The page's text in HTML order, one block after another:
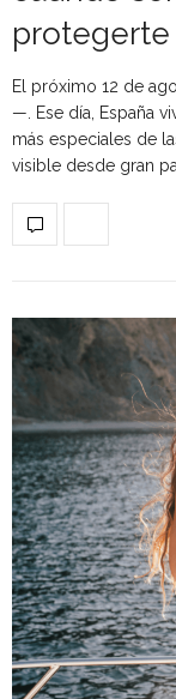
protegerte
El próximo 12 de
—. Ese día, España
más especiales de
visible desde gran